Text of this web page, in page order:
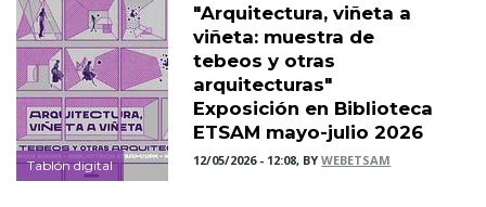
Tablón digital
"Arquitectura, viñeta a
viñeta: muestra de
tebeos y otras
arquitecturas"
Exposición en Biblioteca
ETSAM mayo-julio 2026
12/05/2026 - 12:08, BYWEBETSAM